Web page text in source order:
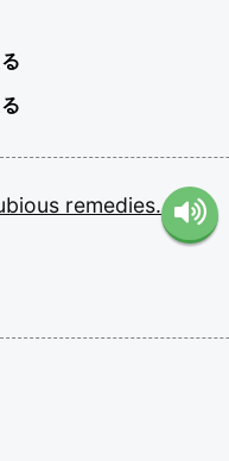
remedies.